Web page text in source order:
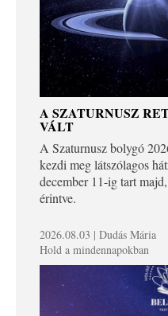
A SZATURNUSZ
VÁLT
A Szaturnusz bolygó
kezdi meg látszólagos
december 11-ig tart
érintve.
2026.08.03 | Dudás Mária
Hold a mindennapokban